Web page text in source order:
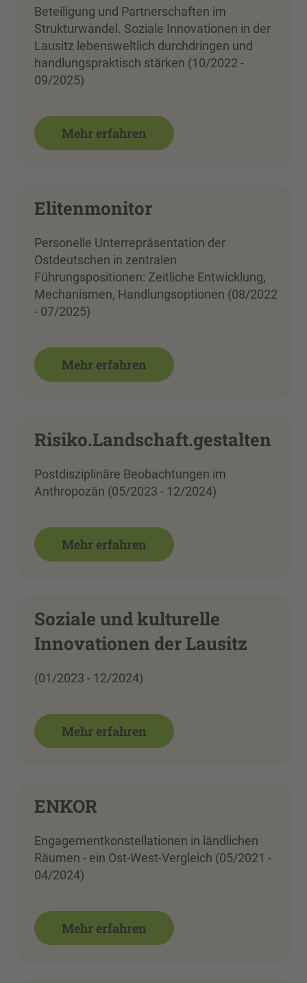
Beteiligung und Partnerschaften im
Strukturwandel. Soziale Innovationen in der
Lausitz lebensweltlich durchdringen und
handlungspraktisch stärken (10/2022 -
09/2025)
Mehr erfahren
Elitenmonitor
Personelle Unterrepräsentation der
Ostdeutschen in zentralen
Führungspositionen: Zeitliche Entwicklung,
Mechanismen, Handlungsoptionen (08/2022
- 07/2025)
Mehr erfahren
Risiko.Landschaft.gestalten
Postdisziplinäre Beobachtungen im
Anthropozän (05/2023 - 12/2024)
Mehr erfahren
Soziale und kulturelle
Innovationen der Lausitz
(01/2023 - 12/2024)
Mehr erfahren
ENKOR
Engagementkonstellationen in ländlichen
Räumen - ein Ost-West-Vergleich (05/2021 -
04/2024)
Mehr erfahren